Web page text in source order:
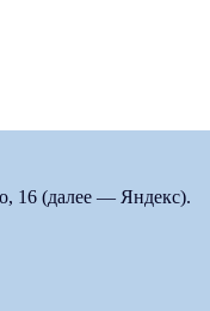
16 (далее — Яндекс).